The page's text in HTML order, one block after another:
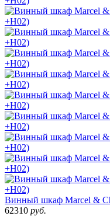
Винный шкаф Marcel &
62310 руб.